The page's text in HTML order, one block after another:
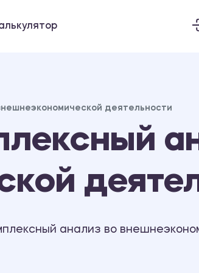
деятельности
анализ во